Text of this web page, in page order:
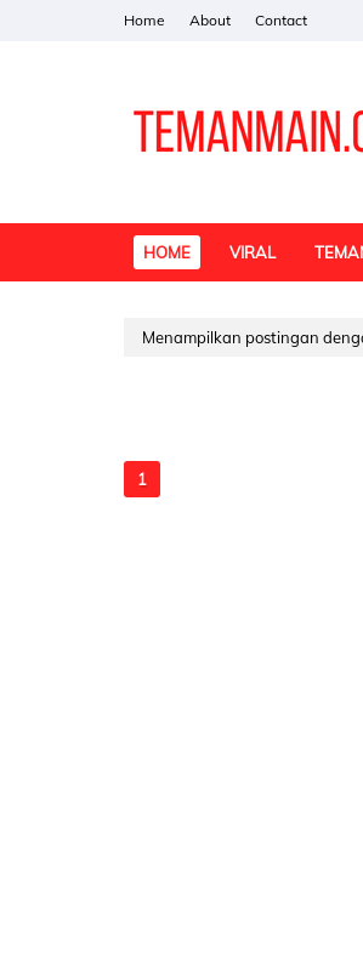
Home About Contact
HOME VIRAL
Menampilkan postingan
1